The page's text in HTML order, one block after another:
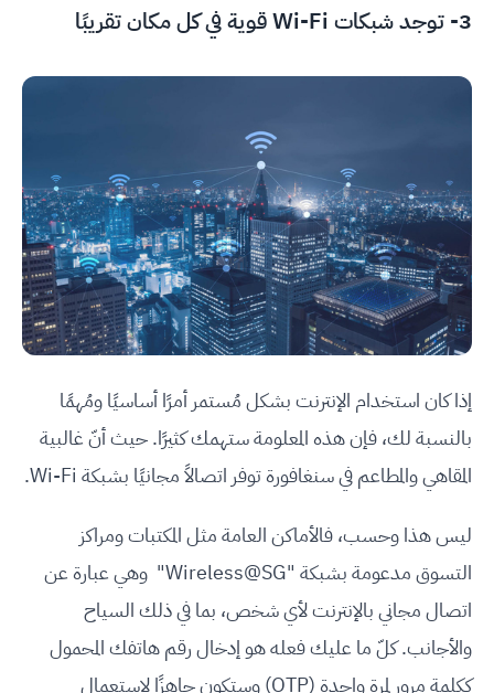
3- توجد شبكات Wi-Fi قوية في كل مكان تقريبًا
إذا كان استخدام الإنترنت بشكل مُستمر أمرًا أساسيًا ومُهمًا
بالنسبة لك، فإن هذه المعلومة ستهمك كثيرًا. حيث أنّ غالبية
المقاهي والمطاعم في سنغافورة توفر اتصالاً مجانيًا بشبكة Wi-Fi.
ليس هذا وحسب، فالأماكن العامة مثل المكتبات ومراكز
التسوق مدعومة بشبكة "Wireless@SG" وهي عبارة عن
اتصال مجاني بالإنترنت لأي شخص، بما في ذلك السياح
والأجانب. كلّ ما عليك فعله هو إدخال رقم هاتفك المحمول
ككلمة مرور لمرة واحدة (OTP) وستكون جاهزًا لاستعمال